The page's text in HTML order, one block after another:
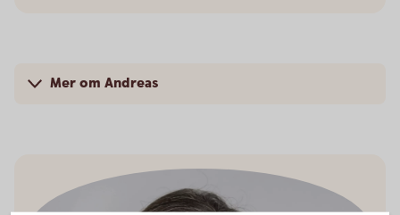
Mer om Andreas